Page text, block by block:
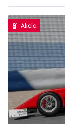
Akcia